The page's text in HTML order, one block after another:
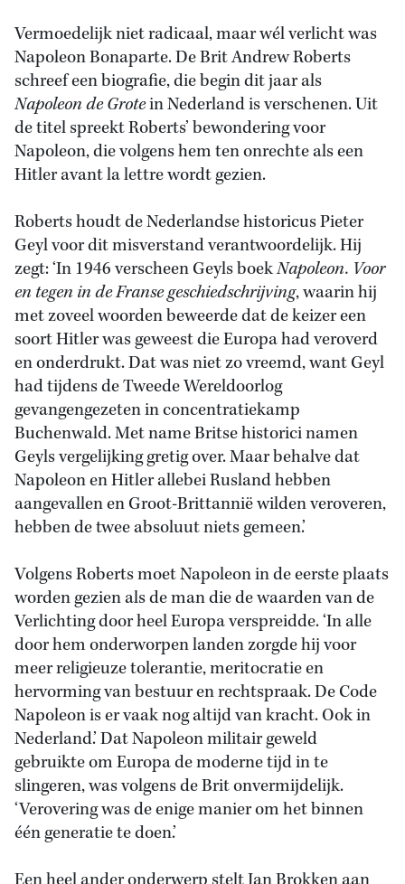
Vermoedelijk niet radicaal, maar wél verlicht was
Napoleon Bonaparte. De Brit Andrew Roberts
schreef een biografie, die begin dit jaar als
Napoleon de Grotein Nederland is verschenen. Uit
de titel spreekt Roberts’ bewondering voor
Napoleon, die volgens hem ten onrechte als een
Hitler avant la lettre wordt gezien.
Roberts houdt de Nederlandse historicus Pieter
Geyl voor dit misverstand verantwoordelijk. Hij
zegt: ‘In 1946 verscheen Geyls boekNapoleon. Voor
en tegen in de Franse geschiedschrijving, waarin hij
met zoveel woorden beweerde dat de keizer een
soort Hitler was geweest die Europa had veroverd
en onderdrukt. Dat was niet zo vreemd, want Geyl
had tijdens de Tweede Wereldoorlog
gevangengezeten in concentratiekamp
Buchenwald. Met name Britse historici namen
Geyls vergelijking gretig over. Maar behalve dat
Napoleon en Hitler allebei Rusland hebben
aangevallen en Groot-Brittannië wilden veroveren,
hebben de twee absoluut niets gemeen.’
Volgens Roberts moet Napoleon in de eerste plaats
worden gezien als de man die de waarden van de
Verlichting door heel Europa verspreidde. ‘In alle
door hem onderworpen landen zorgde hij voor
meer religieuze tolerantie, meritocratie en
hervorming van bestuur en rechtspraak. De Code
Napoleon is er vaak nog altijd van kracht. Ook in
Nederland.’ Dat Napoleon militair geweld
gebruikte om Europa de moderne tijd in te
slingeren, was volgens de Brit onvermijdelijk.
‘Verovering was de enige manier om het binnen
één generatie te doen.’